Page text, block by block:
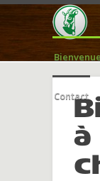
Bienvenue
Contact
à